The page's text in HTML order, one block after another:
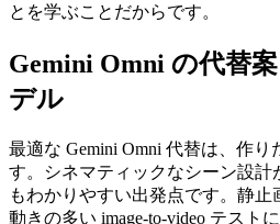
とを学ぶことだからです。
Gemini Omni の代替
デル
最適な Gemini Omni 代替は、作
す。シネマティックなシーン設計
もわかりやすい出発点です。静止
動きの多い image-to-video テストに